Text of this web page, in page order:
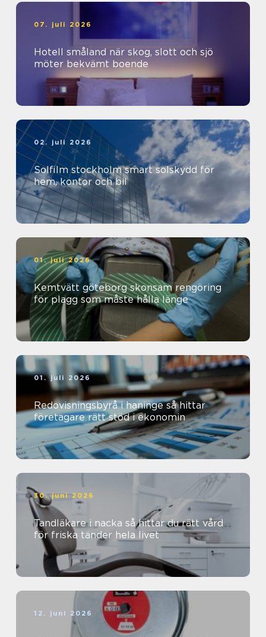
07. juli 2026
Hotell småland när skog, slott och sjö
möter bekvämt boende
02. juli 2026
Solfilm stockholm smart solskydd för
hem, kontor och bil
01. juli 2026
Kemtvätt göteborg skonsam rengöring
för plagg som måste hålla länge
01. juli 2026
Redovisningsbyrå i haninge så hittar
företagare rätt stöd i ekonomin
30. juni 2026
Tandläkare i nacka så hittar du rätt vård
för friska tänder hela livet
12. juni 2026